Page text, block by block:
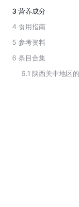
3 营养成分
4 食用指南
5 参考资料
6 条目合集
6.1